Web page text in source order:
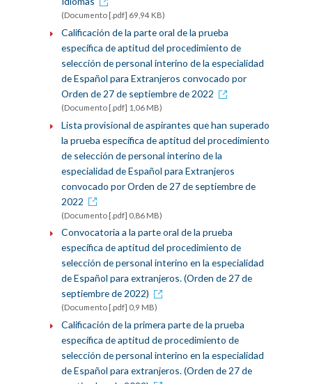
(Documento [.pdf] 69,94 KB)
Calificación de la parte oral de la prueba
específica de aptitud del procedimiento de
selección de personal interino de la especialidad
de Español para Extranjeros convocado por
Orden de 27 de septiembre de 2022
(Documento [.pdf] 1,06 MB)
Lista provisional de aspirantes que han superado
la prueba específica de aptitud del procedimiento
de selección de personal interino de la
especialidad de Español para Extranjeros
convocado por Orden de 27 de septiembre de
2022
(Documento [.pdf] 0,86 MB)
Convocatoria a la parte oral de la prueba
específica de aptitud del procedimiento de
selección de personal interino en la especialidad
de Español para extranjeros. (Orden de 27 de
septiembre de 2022)
(Documento [.pdf] 0,9 MB)
Calificación de la primera parte de la prueba
específica de aptitud de procedimiento de
selección de personal interino en la especialidad
de Español para extranjeros. (Orden de 27 de